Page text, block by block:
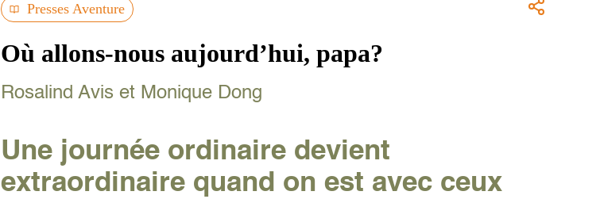
Presses Aventure
Où allons-nous aujourd’hui, papa?
Rosalind Avis et Monique Dong
Une journée ordinaire devient
extraordinaire quand on est avec ceux